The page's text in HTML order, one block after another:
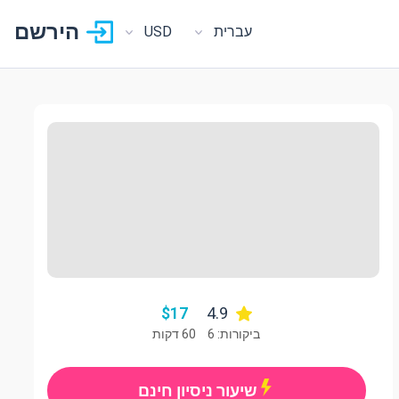
עברית USD הירשם
4.9
ביקורות: 6
17
$
60 דקות
שיעור ניסיון חינם